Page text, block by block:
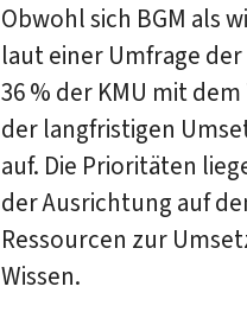
Obwohl sich BGM als
laut einer Umfrage der
36 % der KMU mit
der langfristigen
auf. Die Prioritäten
der Ausrichtung auf
Ressourcen zur
Wissen.